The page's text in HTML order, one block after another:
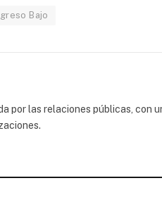
Bajo
por las relaciones públicas, con